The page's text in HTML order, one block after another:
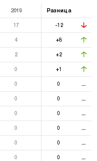
2019 Разница
17 -12
4 +8
2 +2
0 +1
0 0
0 0
0 0
0 0
0 0
0 0